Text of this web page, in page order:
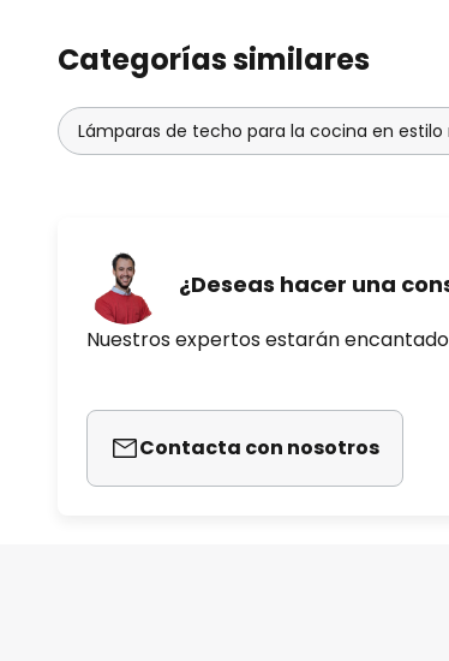
Categorías similares
Lámparas de techo para la cocina en
¿Deseas hacer una
Nuestros expertos estarán
Contacta con nosotros